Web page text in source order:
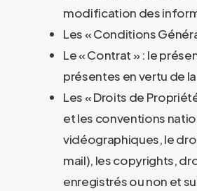
modification des
Les « Conditions
Le « Contrat » : le
présentes en vertu de
Les « Droits de
et les conventions
vidéographiques, le
mail), les copyrights,
enregistrés ou non et